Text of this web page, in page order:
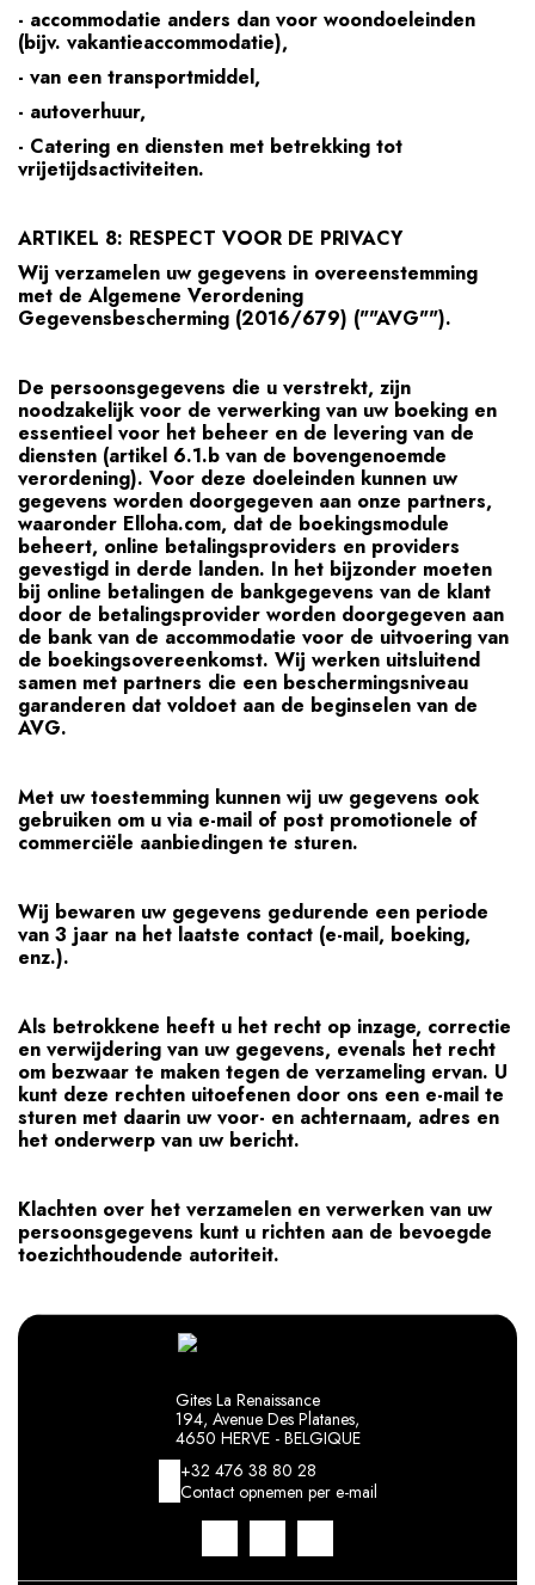
- accommodatie anders dan voor woondoeleinden
(bijv. vakantieaccommodatie),
- van een transportmiddel,
- autoverhuur,
- Catering en diensten met betrekking tot
vrijetijdsactiviteiten.
ARTIKEL 8: RESPECT VOOR DE PRIVACY
Wij verzamelen uw gegevens in overeenstemming
met de Algemene Verordening
Gegevensbescherming (2016/679) (""AVG"").
De persoonsgegevens die u verstrekt, zijn
noodzakelijk voor de verwerking van uw boeking en
essentieel voor het beheer en de levering van de
diensten (artikel 6.1.b van de bovengenoemde
verordening). Voor deze doeleinden kunnen uw
gegevens worden doorgegeven aan onze partners,
waaronder Elloha.com, dat de boekingsmodule
beheert, online betalingsproviders en providers
gevestigd in derde landen. In het bijzonder moeten
bij online betalingen de bankgegevens van de klant
door de betalingsprovider worden doorgegeven aan
de bank van de accommodatie voor de uitvoering van
de boekingsovereenkomst. Wij werken uitsluitend
samen met partners die een beschermingsniveau
garanderen dat voldoet aan de beginselen van de
AVG.
Met uw toestemming kunnen wij uw gegevens ook
gebruiken om u via e-mail of post promotionele of
commerciële aanbiedingen te sturen.
Wij bewaren uw gegevens gedurende een periode
van 3 jaar na het laatste contact (e-mail, boeking,
enz.).
Als betrokkene heeft u het recht op inzage, correctie
en verwijdering van uw gegevens, evenals het recht
om bezwaar te maken tegen de verzameling ervan. U
kunt deze rechten uitoefenen door ons een e-mail te
sturen met daarin uw voor- en achternaam, adres en
het onderwerp van uw bericht.
Klachten over het verzamelen en verwerken van uw
persoonsgegevens kunt u richten aan de bevoegde
toezichthoudende autoriteit.
Gites La Renaissance
194, Avenue Des Platanes,
4650 HERVE - BELGIQUE
+32 476 38 80 28
Contact opnemen per e-mail